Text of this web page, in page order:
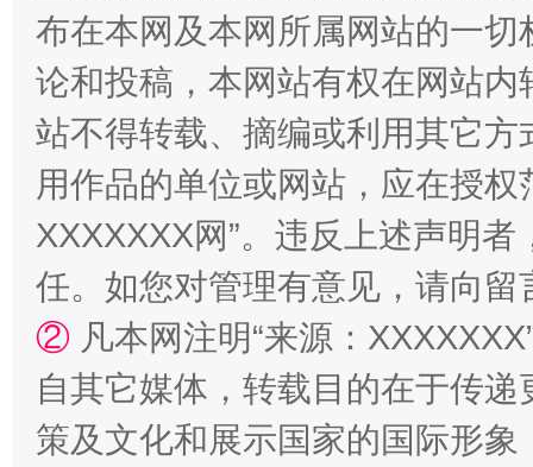
国家大学科技园优化重塑工作
布在本网及本网所属网站的一
论和投稿，本网站有权在网站
站不得转载、摘编或利用其它
用作品的单位或网站，应在授
XXXXXXX网”。违反上述声明
任。如您对管理有意见，请向
② 凡本网注明“来源：
自其它媒体，转载目的在于传
策及文化和展示国家的国际形